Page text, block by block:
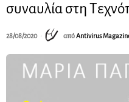
συναυλία στη
28/08/2020 απόAntivirus